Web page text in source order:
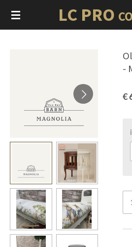
Ga
direct
LC PRO
-
€